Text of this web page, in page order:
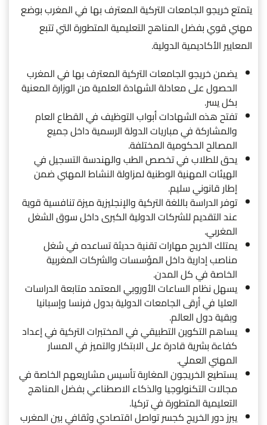
يتمتع خريجو الجامعات التركية المعترف بها في المغرب بوضع
مهني قوي بفضل المناهج التعليمية المتطورة التي تتبع
المعايير الأكاديمية الدولية.
يضمن خريجو الجامعات التركية المعترف بها في المغرب
الحصول على معادلة الشهادة العلمية من الوزارة المعنية
بكل يسر.
تفتح هذه الشهادات أبواب التوظيف في القطاع العام
والمشاركة في مباريات الدولة الرسمية داخل جميع
المصالح الحكومية المختلفة.
يحق للطلاب في تخصص الطب والهندسة التسجيل في
الهيئات المهنية الوطنية لمزاولة النشاط المهني ضمن
إطار قانوني سليم.
توفر الدراسة باللغة التركية والإنجليزية ميزة تنافسية قوية
عند التقديم للشركات الدولية الكبرى داخل سوق الشغل
المغربي.
يمتلك الخريج مهارات تقنية حديثة تساعده في شغل
مناصب إدارية داخل المؤسسات والشركات المغربية
الخاصة في كل المدن.
يسهل نظام الساعات الأوروبي المعتمد متابعة الدراسات
العليا في أرقى الجامعات الدولية بدول فرنسا وإسبانيا
وبقية دول العالم.
يساهم التكوين التطبيقي في المختبرات التركية في إعداد
كفاءة بشرية قادرة على الابتكار والتميز في المسار
المهني العملي.
يستطيع الخريجون المغاربة تأسيس مشاريعهم الخاصة في
مجالات التكنولوجيا والذكاء الاصطناعي بفضل المناهج
التعليمية المتطورة في تركيا.
يبرز دور الخريج كجسر تواصل اقتصادي وثقافي بين المغرب